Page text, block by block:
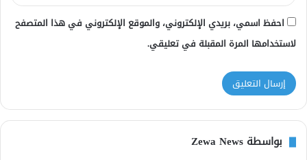
احفظ اسمي، بريدي الإلكتروني، والموقع الإلكتروني في هذا المتصفح
لاستخدامها المرة المقبلة في تعليقي.
بواسطة Zewa News